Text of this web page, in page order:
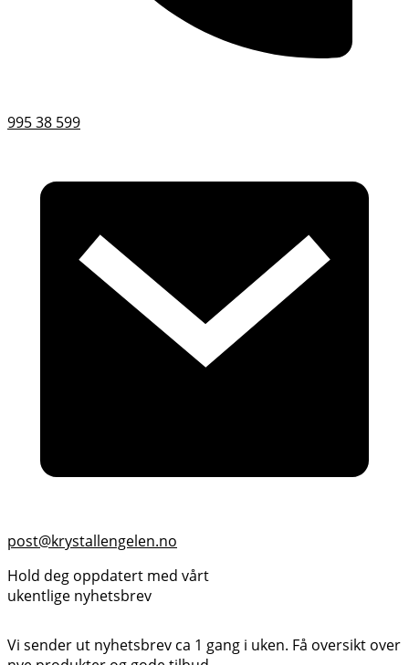
995 38 599
post@krystallengelen.no
Hold deg oppdatert med vårt
ukentlige nyhetsbrev
Vi sender ut nyhetsbrev ca 1 gang i uken. Få oversikt over